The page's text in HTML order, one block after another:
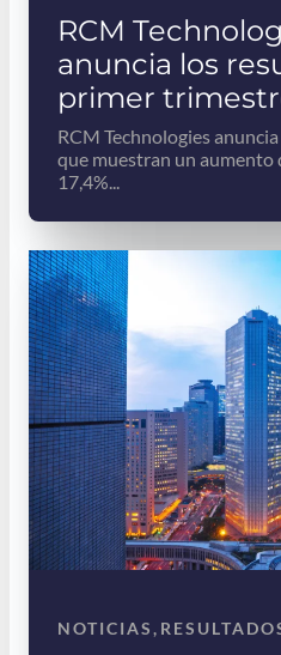
RCM
anuncia los
primer
RCM Technologies
que muestran un aumento
17,4%...
NOTICIAS,